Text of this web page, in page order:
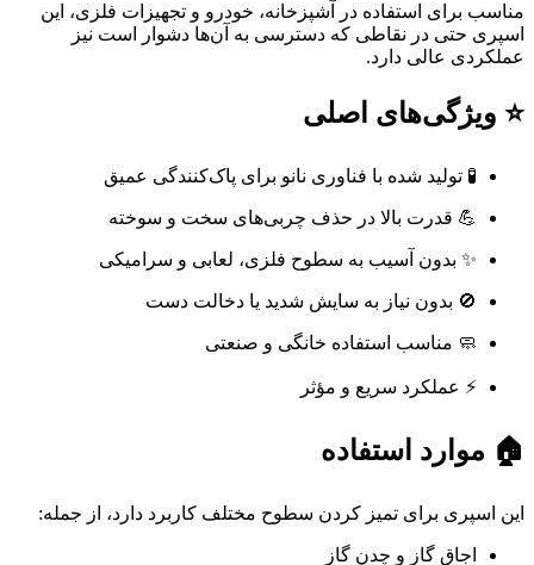
مناسب برای استفاده در آشپزخانه، خودرو و تجهیزات فلزی، این
اسپری حتی در نقاطی که دسترسی به آن‌ها دشوار است نیز
عملکردی عالی دارد.
⭐ ویژگی‌های اصلی
🧪 تولید شده با فناوری نانو برای پاک‌کنندگی عمیق
💪 قدرت بالا در حذف چربی‌های سخت و سوخته
✨ بدون آسیب به سطوح فلزی، لعابی و سرامیکی
🚫 بدون نیاز به سایش شدید یا دخالت دست
🧼 مناسب استفاده خانگی و صنعتی
⚡ عملکرد سریع و مؤثر
🏠 موارد استفاده
این اسپری برای تمیز کردن سطوح مختلف کاربرد دارد، از جمله:
اجاق گاز و چدن گاز